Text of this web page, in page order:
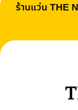
ร้านแว่น THE